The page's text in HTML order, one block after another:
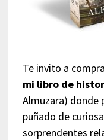
Te invito a
mi libro de
Almuzara) donde
puñado de
sorprendentes